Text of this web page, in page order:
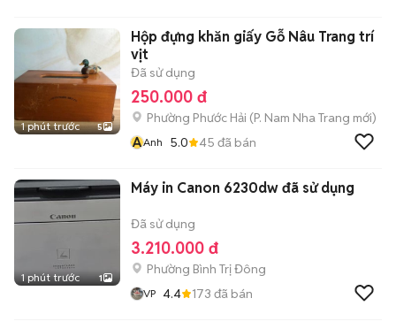
1 phút trước 5
Hộp đựng khăn giấy Gỗ Nâu Trang trí
vịt
Đã sử dụng
250.000 đ
Phường Phước Hải (P. Nam Nha Trang mới)
AAnh 5.0 45 đã bán
1 phút trước 1
Máy in Canon 6230dw đã sử dụng
Đã sử dụng
3.210.000 đ
Phường Bình Trị Đông
VP 4.4 173 đã bán